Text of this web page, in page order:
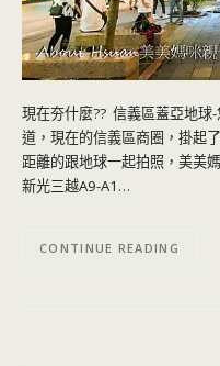
現在夯什麼?? 信義區蓋亞地球
道，現在的信義區商圈，掛起
距離的跟地球一起拍照，美美
新光三越A9-A1…
CONTINUE READING